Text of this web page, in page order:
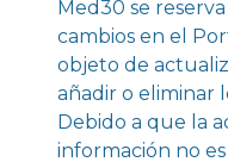
Med30 se
cambios en el
objeto de
añadir o eliminar
Debido a que la
información no